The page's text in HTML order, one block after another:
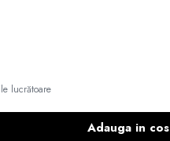
lucrătoare
Adauga in cos